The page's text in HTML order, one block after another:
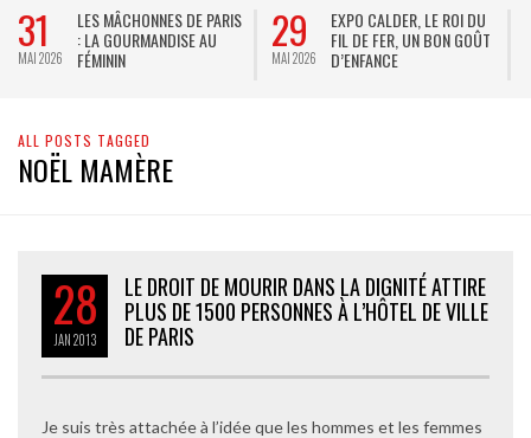
31
MAI 2026
LES MÂCHONNES DE PARIS
: LA GOURMANDISE AU
FÉMININ
29
MAI 2026
EXPO CALDER, LE ROI DU
FIL DE FER, UN BON GOÛT
D’ENFANCE
ALL POSTS TAGGED
NOËL MAMÈRE
28
JAN2013
LE DROIT DE MOURIR DANS LA DIGNITÉ ATTIRE
PLUS DE 1500 PERSONNES À L’HÔTEL DE VILLE
DE PARIS
Je suis très attachée à l’idée que les hommes et les femmes